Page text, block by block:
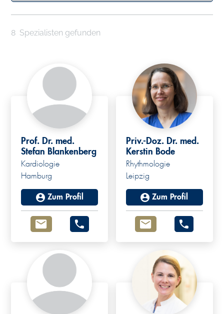
8 Spezialisten gefunden
Prof. Dr. med.
Stefan Blankenberg
Kardiologie
Hamburg
Zum Profil
Priv.-Doz. Dr. med.
Kerstin Bode
Rhythmologie
Leipzig
Zum Profil